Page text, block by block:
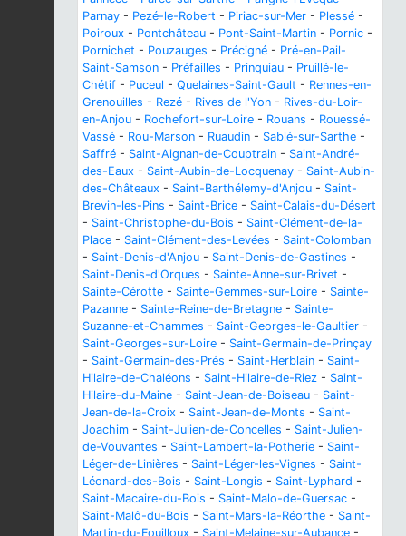
Parnay - Pezé-le-Robert - Piriac-sur-Mer - Plessé -
Poiroux - Pontchâteau - Pont-Saint-Martin - Pornic -
Pornichet - Pouzauges - Précigné - Pré-en-Pail-
Saint-Samson - Préfailles - Prinquiau - Pruillé-le-
Chétif - Puceul - Quelaines-Saint-Gault - Rennes-en-
Grenouilles - Rezé - Rives de l'Yon - Rives-du-Loir-
en-Anjou - Rochefort-sur-Loire - Rouans - Rouessé-
Vassé - Rou-Marson - Ruaudin - Sablé-sur-Sarthe -
Saffré - Saint-Aignan-de-Couptrain - Saint-André-
des-Eaux - Saint-Aubin-de-Locquenay - Saint-Aubin-
des-Châteaux - Saint-Barthélemy-d'Anjou - Saint-
Brevin-les-Pins - Saint-Brice - Saint-Calais-du-Désert
- Saint-Christophe-du-Bois - Saint-Clément-de-la-
Place - Saint-Clément-des-Levées - Saint-Colomban
- Saint-Denis-d'Anjou - Saint-Denis-de-Gastines -
Saint-Denis-d'Orques - Sainte-Anne-sur-Brivet -
Sainte-Cérotte - Sainte-Gemmes-sur-Loire - Sainte-
Pazanne - Sainte-Reine-de-Bretagne - Sainte-
Suzanne-et-Chammes - Saint-Georges-le-Gaultier -
Saint-Georges-sur-Loire - Saint-Germain-de-Prinçay
- Saint-Germain-des-Prés - Saint-Herblain - Saint-
Hilaire-de-Chaléons - Saint-Hilaire-de-Riez - Saint-
Hilaire-du-Maine - Saint-Jean-de-Boiseau - Saint-
Jean-de-la-Croix - Saint-Jean-de-Monts - Saint-
Joachim - Saint-Julien-de-Concelles - Saint-Julien-
de-Vouvantes - Saint-Lambert-la-Potherie - Saint-
Léger-de-Linières - Saint-Léger-les-Vignes - Saint-
Léonard-des-Bois - Saint-Longis - Saint-Lyphard -
Saint-Macaire-du-Bois - Saint-Malo-de-Guersac -
Saint-Malô-du-Bois - Saint-Mars-la-Réorthe - Saint-
Martin-du-Fouilloux - Saint-Melaine-sur-Aubance -